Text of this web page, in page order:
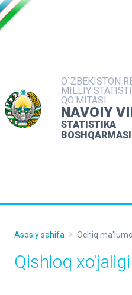
O`ZBEKISTON
MILLIY
QO‘MITASI
NAVOIY
STATISTIKA
BOSHQARMASI
OCHIQ
Asosiy sahifa Ochiq
Qishloq xo'jaligi